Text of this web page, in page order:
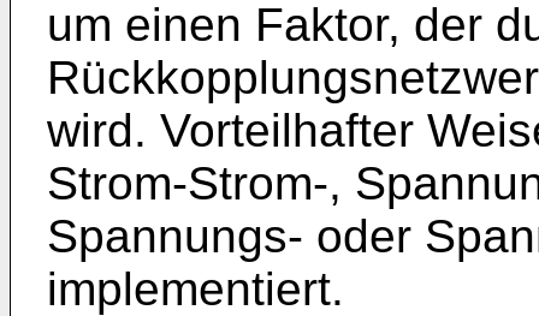
um einen Faktor, der
wird. Vorteilhafter
Strom-Strom-,
Spannungs- oder
implementiert.